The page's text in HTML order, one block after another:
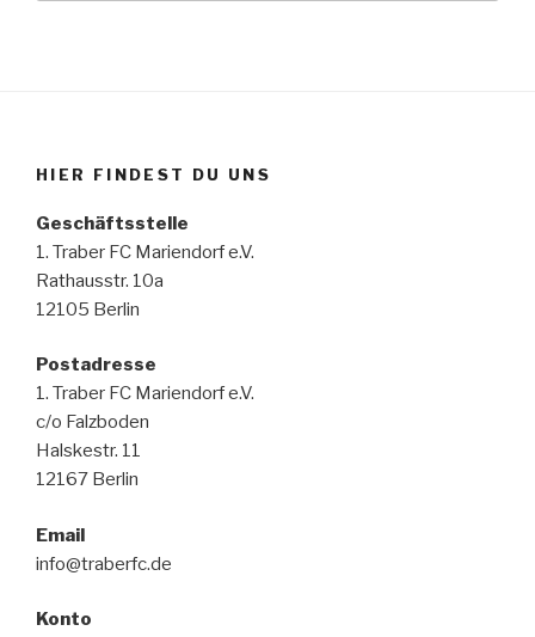
HIER FINDEST DU UNS
Geschäftsstelle
1. Traber FC Mariendorf e.V.
Rathausstr. 10a
12105 Berlin
Postadresse
1. Traber FC Mariendorf e.V.
c/o Falzboden
Halskestr. 11
12167 Berlin
Email
info@traberfc.de
Konto